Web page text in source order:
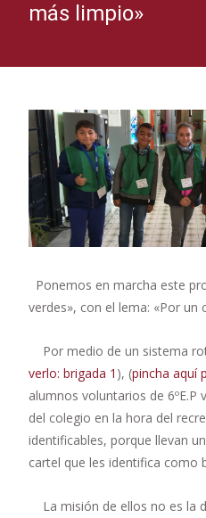
más limpio»
Ponemos en marcha este
verdes», con el lema: «Por un
Por medio de un sistema
verlo: brigada 1 ), (pincha aquí
alumnos voluntarios de 6ºE.P
del colegio en la hora del
identificables, porque llevan
cartel que les identifica como
La misión de ellos no es la